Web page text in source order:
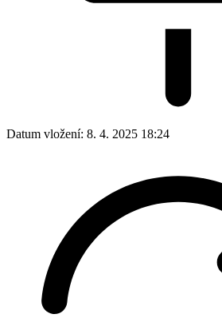
Datum vložení: 8. 4. 2025 18:24